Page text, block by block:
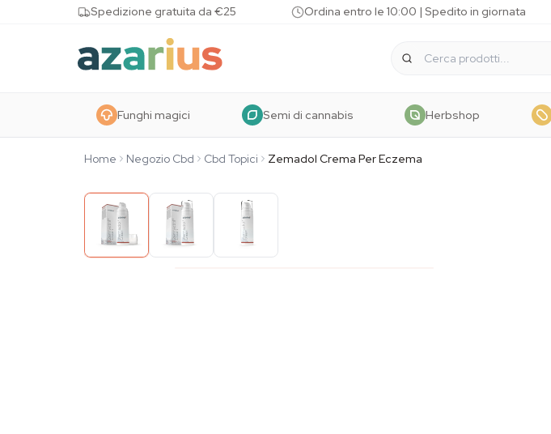
Skip to contentSpedizione gratuita da €25 Ordina entro le 10:00 | Spedito in giornata
Funghi magici Semi di cannabis Herbshop
Home Negozio Cbd Cbd Topici Zemadol Crema Per Eczema